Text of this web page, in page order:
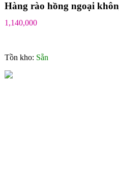
Hàng rào hồng ngoại
1,140,000
Tồn kho: Sẵn